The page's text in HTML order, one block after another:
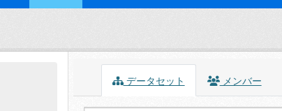
データセット メンバー